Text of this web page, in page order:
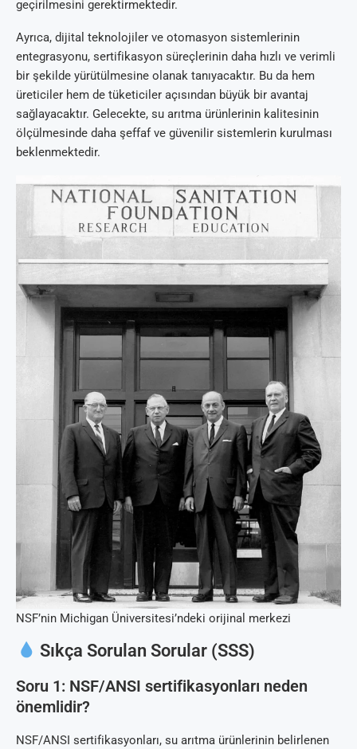
geçirilmesini gerektirmektedir.
Ayrıca, dijital teknolojiler ve otomasyon sistemlerinin
entegrasyonu, sertifikasyon süreçlerinin daha hızlı ve verimli
bir şekilde yürütülmesine olanak tanıyacaktır. Bu da hem
üreticiler hem de tüketiciler açısından büyük bir avantaj
sağlayacaktır. Gelecekte, su arıtma ürünlerinin kalitesinin
ölçülmesinde daha şeffaf ve güvenilir sistemlerin kurulması
beklenmektedir.
NSF’nin Michigan Üniversitesi’ndeki orijinal merkezi
Sıkça Sorulan Sorular (SSS)
Soru 1: NSF/ANSI sertifikasyonları neden
önemlidir?
NSF/ANSI sertifikasyonları, su arıtma ürünlerinin belirlenen